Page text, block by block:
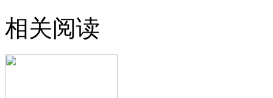
相关阅读